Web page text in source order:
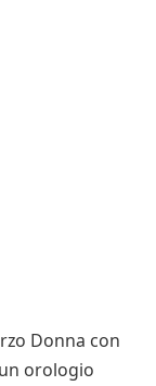
Donna con
orologio